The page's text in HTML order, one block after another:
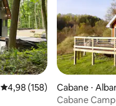
Évaluation moyenne sur la
4,98 (158)
Cabane ⋅
Cabane